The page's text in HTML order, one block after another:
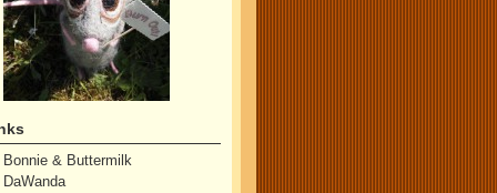
Bonnie & Buttermilk
DaWanda